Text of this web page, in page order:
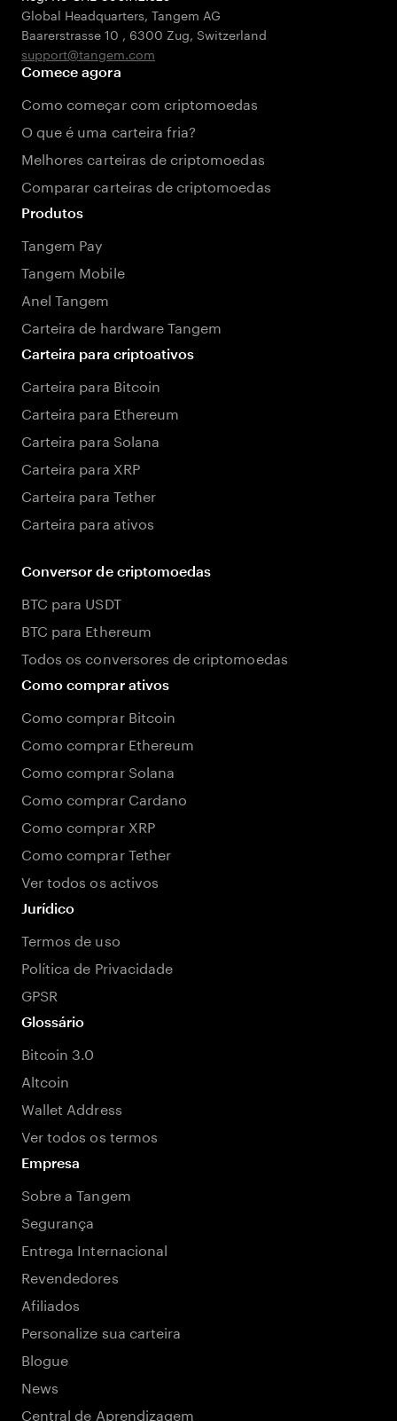
Global Headquarters, Tangem AG
Baarerstrasse 10 , 6300 Zug, Switzerland
support@tangem.com
Comece agora
Como começar com criptomoedas
O que é uma carteira fria?
Melhores carteiras de criptomoedas
Comparar carteiras de criptomoedas
Produtos
Tangem Pay
Tangem Mobile
Anel Tangem
Carteira de hardware Tangem
Carteira para criptoativos
Carteira para Bitcoin
Carteira para Ethereum
Carteira para Solana
Carteira para XRP
Carteira para Tether
Carteira para ativos
Conversor de criptomoedas
BTC para USDT
BTC para Ethereum
Todos os conversores de criptomoedas
Como comprar ativos
Como comprar Bitcoin
Como comprar Ethereum
Como comprar Solana
Como comprar Cardano
Como comprar XRP
Como comprar Tether
Ver todos os activos
Jurídico
Termos de uso
Política de Privacidade
GPSR
Glossário
Bitcoin 3.0
Altcoin
Wallet Address
Ver todos os termos
Empresa
Sobre a Tangem
Segurança
Entrega Internacional
Revendedores
Afiliados
Personalize sua carteira
Blogue
News
Central de Aprendizagem